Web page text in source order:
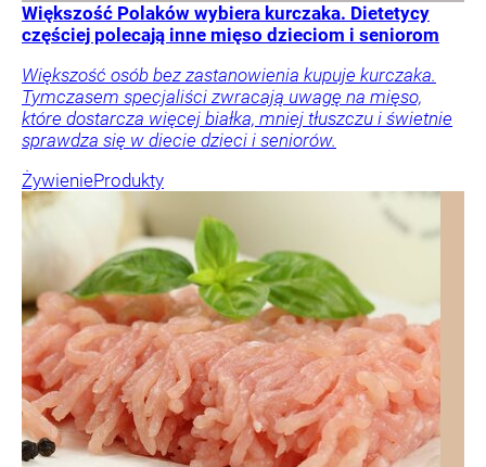
Większość Polaków wybiera kurczaka. Dietetycy
częściej polecają inne mięso dzieciom i seniorom
Większość osób bez zastanowienia kupuje kurczaka.
Tymczasem specjaliści zwracają uwagę na mięso,
które dostarcza więcej białka, mniej tłuszczu i świetnie
sprawdza się w diecie dzieci i seniorów.
ŻywienieProdukty